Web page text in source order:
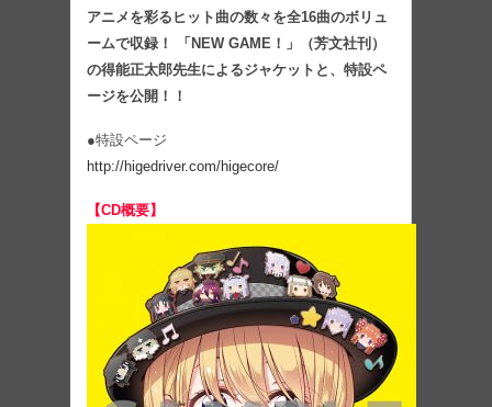
アニメを彩るヒット曲の数々を全16曲のボリュ
ームで収録！ 「NEW GAME！」（芳文社刊）
の得能正太郎先生によるジャケットと、特設ペ
ージを公開！！
●特設ページ
http://higedriver.com/higecore/
【CD概要】